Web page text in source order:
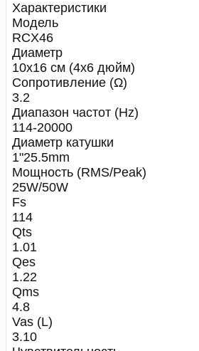
Характеристики
Модель
RCX46
Диаметр
10x16 см (4x6 дюйм)
Сопротивление (Ω)
3.2
Диапазон частот (Hz)
114-20000
Диаметр катушки
1"25.5mm
Мощность (RMS/Peak)
25W/50W
Fs
114
Qts
1.01
Qes
1.22
Qms
4.8
Vas (L)
3.10